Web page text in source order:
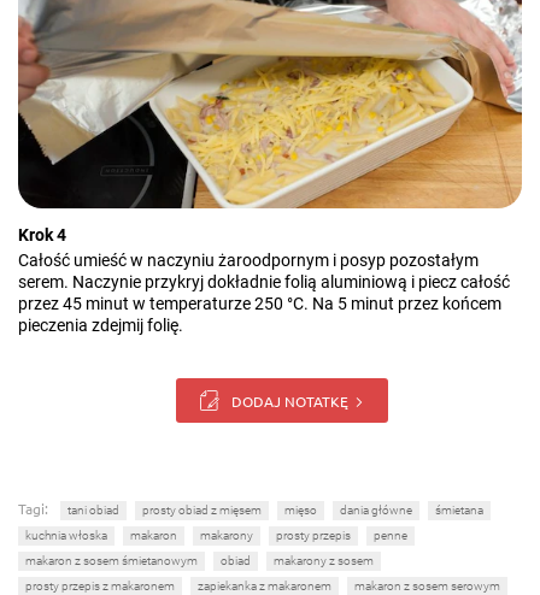
Krok 4
Całość umieść w naczyniu żaroodpornym i posyp pozostałym
serem. Naczynie przykryj dokładnie folią aluminiową i piecz całość
przez 45 minut w temperaturze 250 °C. Na 5 minut przez końcem
pieczenia zdejmij folię.
DODAJ NOTATKĘ
Tagi: tani obiad prosty obiad z mięsem mięso dania główne
śmietana
kuchnia włoska
makaron makarony prosty przepis
penne
makaron z sosem śmietanowym
obiad
makarony z sosem
prosty przepis z makaronem
zapiekanka z makaronem
makaron z sosem serowym